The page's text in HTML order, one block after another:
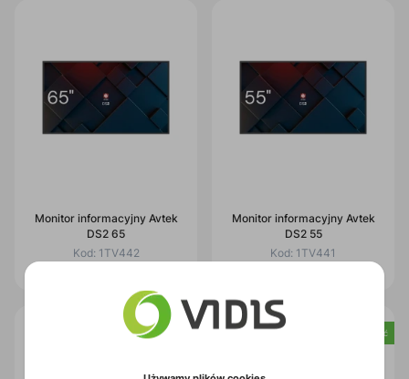
Monitor informacyjny Avtek
DS2 65
Kod: 1TV442
Monitor informacyjny Avtek
DS2 55
Kod: 1TV441
Nowość